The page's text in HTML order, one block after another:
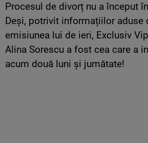
Procesul de divorț nu a început
Deși, potrivit informațiilor aduse
emisiunea lui de ieri, Exclusiv
Alina Sorescu a fost cea care a
acum două luni și jumătate!